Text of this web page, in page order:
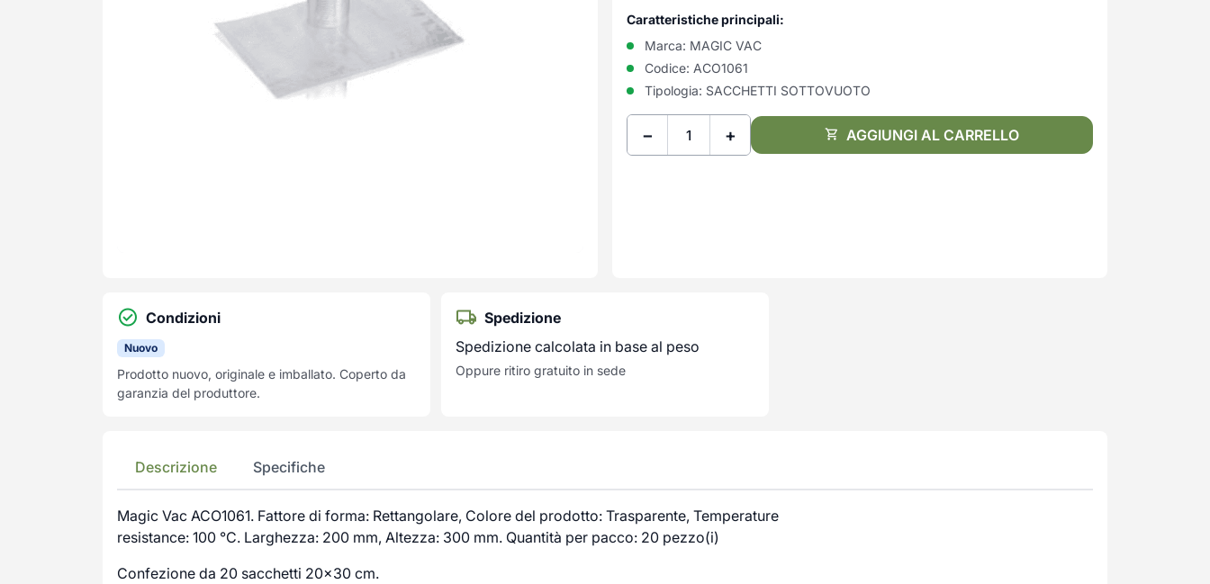
Caratteristiche principali:
Marca: MAGIC VAC
Codice: ACO1061
Tipologia: SACCHETTI SOTTOVUOTO
− + AGGIUNGI AL CARRELLO
Condizioni
Nuovo
Prodotto nuovo, originale e imballato. Coperto da
garanzia del produttore.
Spedizione
Spedizione calcolata in base al peso
Oppure ritiro gratuito in sede
Descrizione Specifiche
Magic Vac ACO1061. Fattore di forma: Rettangolare, Colore del prodotto: Trasparente, Temperature
resistance: 100 °C. Larghezza: 200 mm, Altezza: 300 mm. Quantità per pacco: 20 pezzo(i)
Confezione da 20 sacchetti 20×30 cm.